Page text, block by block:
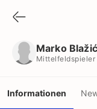
Marko Blažić
Mittelfeldspieler
Informationen